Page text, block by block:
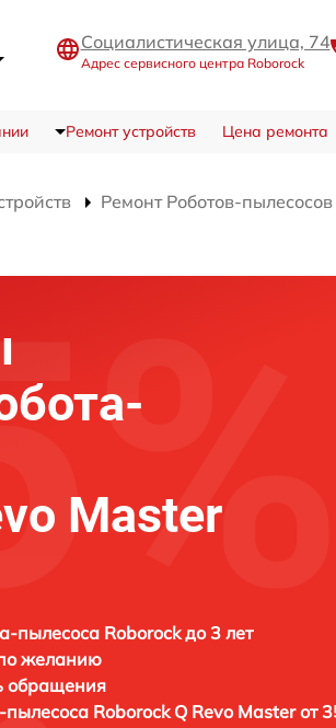
Социалистическая улица, 74
Адрес сервисного центра Roborock
Ремонт устройств Цена ремонта
Ремонт Роботов-пылесосов
Master
пылесоса Roborock до 3 лет
желанию
обращения
пылесоса Roborock Q Revo Master от